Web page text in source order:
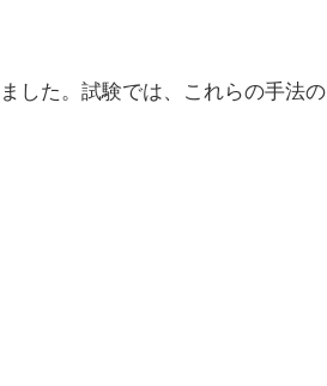
した。試験では、これらの手法の